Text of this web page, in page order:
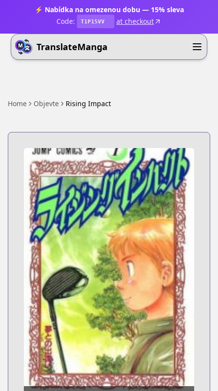
⚡ Nabídka na omezenou dobu — 15% sleva
Code:
T1P15VV at checkout
TranslateManga
Home Objevte Rising Impact